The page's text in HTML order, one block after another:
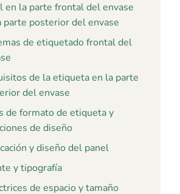
en la parte frontal del envase
parte posterior del envase
de etiquetado frontal del
de la etiqueta en la parte
del envase
de formato de etiqueta y
de diseño
y diseño del panel
y tipografía
de espacio y tamaño